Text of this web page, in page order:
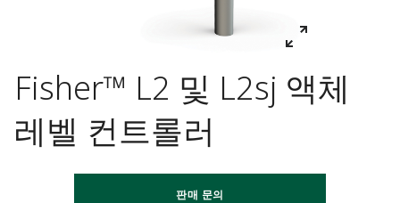
Fisher™ L2 및 L2sj 액체
레벨 컨트롤러
판매 문의